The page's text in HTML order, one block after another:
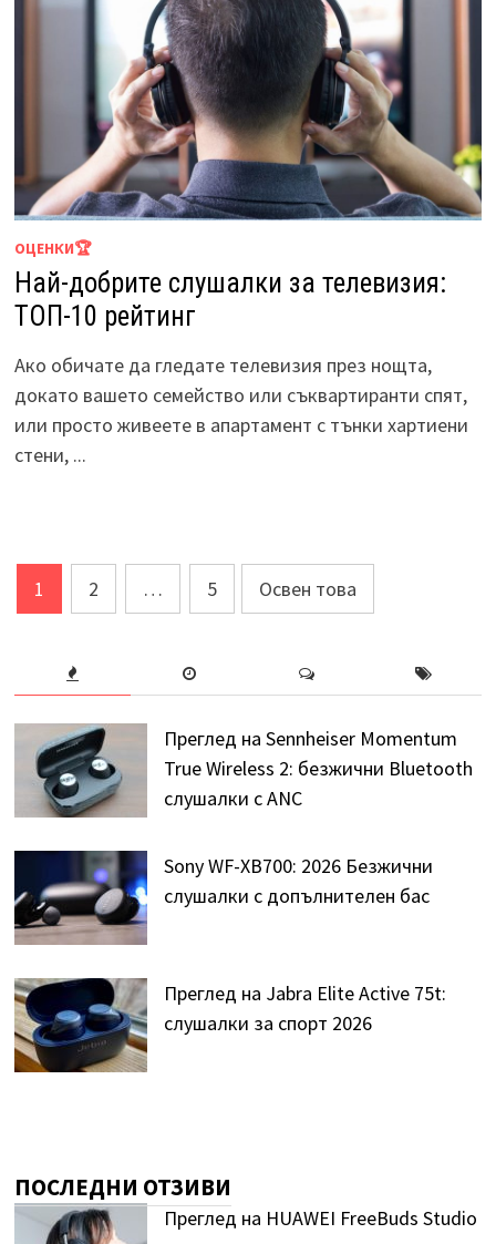
ОЦЕНКИ🏆
Най-добрите слушалки за телевизия:
ТОП-10 рейтинг
Ако обичате да гледате телевизия през нощта,
докато вашето семейство или съквартиранти спят,
или просто живеете в апартамент с тънки хартиени
стени, ...
След
навигация
1 2 … 5 Освен това
Преглед на Sennheiser Momentum
True Wireless 2: безжични Bluetooth
слушалки с ANC
Sony WF-XB700: 2026 Безжични
слушалки с допълнителен бас
Преглед на Jabra Elite Active 75t:
слушалки за спорт 2026
ПОСЛЕДНИ ОТЗИВИ
Преглед на HUAWEI FreeBuds Studio